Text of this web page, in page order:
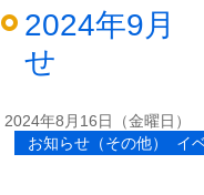
2024年9月
せ
2024年8月16日（金曜日）
お知らせ（その他） イ